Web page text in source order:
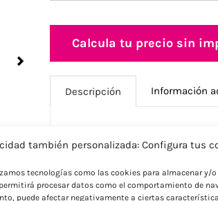
también personalizada: Configura tus
tecnologías como las cookies para almacenar y/
procesar datos como el comportamiento de
puede afectar negativamente a ciertas
Calcula tu precio sin
Descripción Información
Descripción
Vela luz LED de PP en